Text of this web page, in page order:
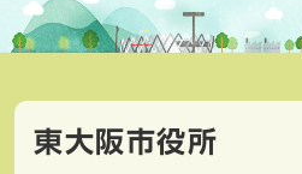
東大阪市役所